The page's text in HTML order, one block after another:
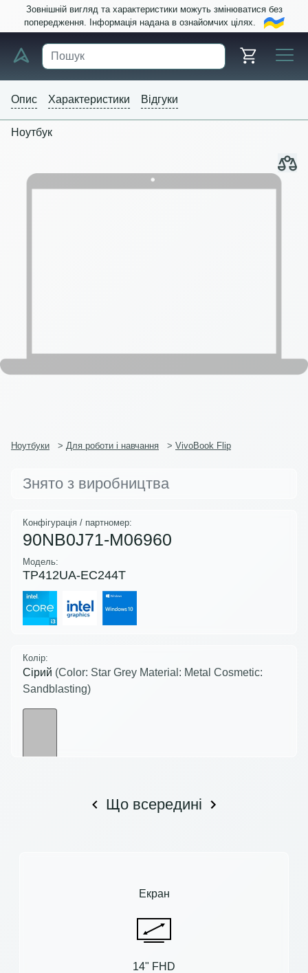
Зовнішній вигляд та характеристики можуть змінюватися без
попередження. Інформація надана в ознайомчих цілях.
Опис Характеристики Відгуки
Ноутбук
Ноутбуки > Для роботи і навчання > VivoBook Flip
Знято з виробництва
Конфігурація / партномер:
90NB0J71-M06960
Модель:
TP412UA-EC244T
Колір:
Сірий (Color: Star Grey Material: Metal Cosmetic:
Sandblasting)
Що всередині
Екран
14" FHD